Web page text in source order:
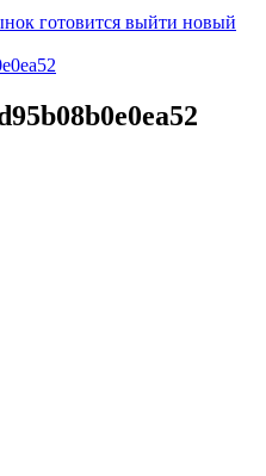
готовится выйти новый